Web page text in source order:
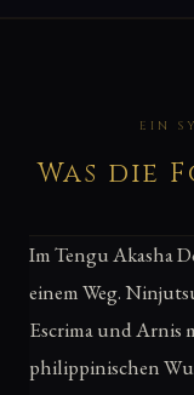
EIN
Was die
Im Tengu Akasha
einem Weg.
Escrima und Arnis
philippinischen